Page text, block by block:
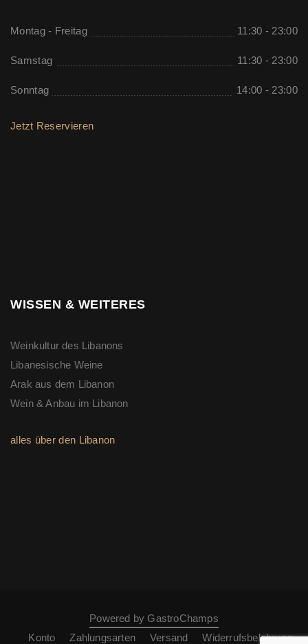
Montag - Freitag 11:30 - 23:00
Samstag 11:30 - 23:00
Sonntag 14:00 - 23:00
Jetzt Reservieren
WISSEN & WEITERES
Weinkultur des Libanons
Libanesische Weine
Arak aus dem Libanon
Wein & Anbau im Libanon
alles über den Libanon
Powered by GastroChamps
Konto
Zahlungsarten Versand Widerrufsbelehrung